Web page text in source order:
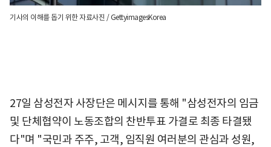
기사의 이해를 돕기 위한 자료사진 / GettyimagesKorea
27일 삼성전자 사장단은 메시지를 통해 "삼성전자의 임금
및 단체협약이 노동조합의 찬반투표 가결로 최종 타결됐
다"며 "국민과 주주, 고객, 임직원 여러분의 관심과 성원,